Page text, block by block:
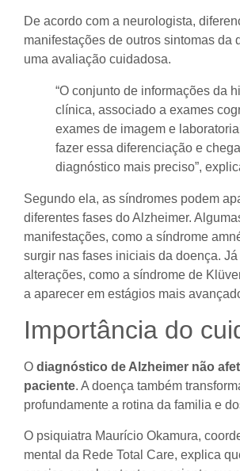
De acordo com a neurologista,
manifestações de outros sintomas da
uma avaliação cuidadosa.
“O conjunto de informações da
clínica, associado a exames
exames de imagem e
fazer essa diferenciação e
diagnóstico mais preciso”,
Segundo ela, as síndromes podem
diferentes fases do Alzheimer.
manifestações, como a síndrome
surgir nas fases iniciais da doença. Já
alterações, como a síndrome de
a aparecer em estágios mais
Importância do
O diagnóstico de Alzheimer não
paciente. A doença também
profundamente a rotina da familia e
O psiquiatra Maurício Okamura,
mental da Rede Total Care, explica